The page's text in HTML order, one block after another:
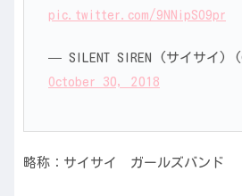
pic.twitter.com/9NNipSO9pr
— SILENT SIREN (サイサイ)
October 30, 2018
略称：サイサイ ガールズバンド